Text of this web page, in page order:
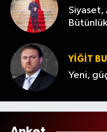
Siyaset,
YİĞİT
Yeni,